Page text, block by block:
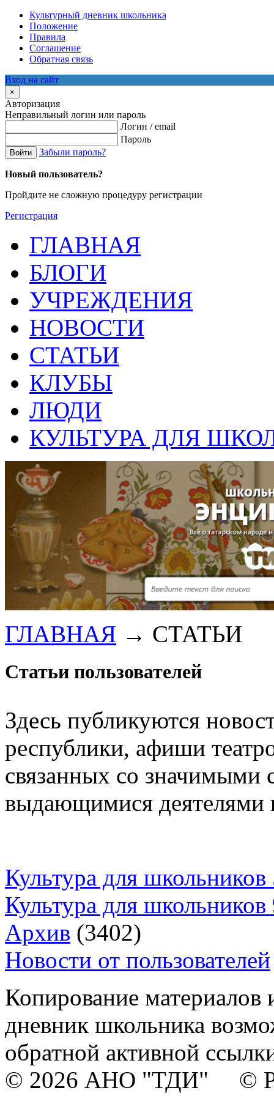
Культурный дневник школьника
Положение
Правила
Соглашение
Обратная связь
Вход на сайт
×
Авторизация
Неправильный логин или пароль
Логин / email
Пароль
Войти Забыли пароль?
Новый пользователь?
Пройдите не сложную процедуру регистрации
Регистрация
ГЛАВНАЯ
БЛОГИ
УЧРЕЖДЕНИЯ
НОВОСТИ
СТАТЬИ
КЛУБЫ
ЛЮДИ
КУЛЬТУРА ДЛЯ
ГЛАВНАЯ → СТАТЬИ
Статьи пользователей
Здесь публикуются
республики, афиши
связанных со значимыми
выдающимися деятелями
Культура для
Культура для
Архив (3402)
Новости от пользователей
Копирование материалов
дневник школьника
обратной активной
© 2026 АНО "ТДИ" ©